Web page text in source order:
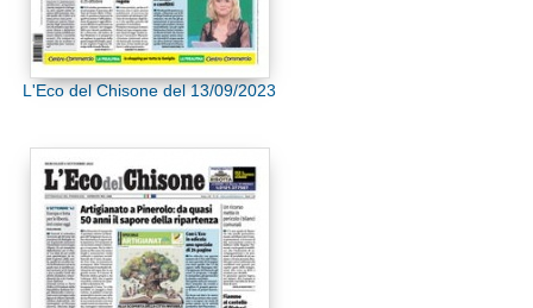
L'Eco del Chisone del 13/09/2023